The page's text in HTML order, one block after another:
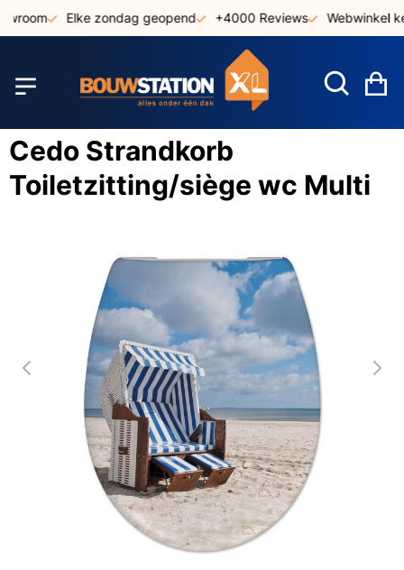
Elke zondag geopend +4000 Reviews Webwinkel
Cedo Strandkorb
Toiletzitting/siège wc Multi